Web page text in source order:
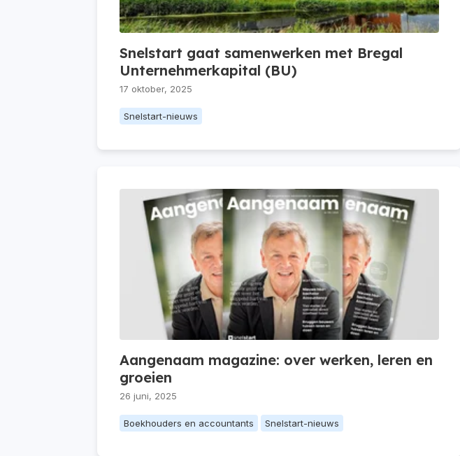
Snelstart gaat samenwerken met Bregal
Unternehmerkapital (BU)
17 oktober, 2025
Snelstart-nieuws
Aangenaam magazine: over werken, leren en
groeien
26 juni, 2025
Boekhouders en accountants Snelstart-nieuws